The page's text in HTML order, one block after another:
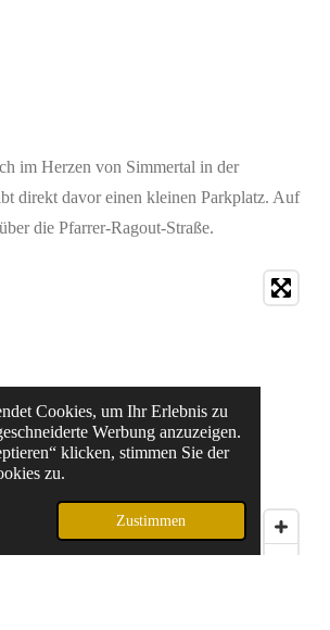
Cookies, um Ihr Erlebnis zu
Werbung anzuzeigen.
klicken, stimmen Sie der
zu.
Zustimmen
im Herzen von Simmertal in der
direkt davor einen kleinen Parkplatz. Auf
die Pfarrer-Ragout-Straße.